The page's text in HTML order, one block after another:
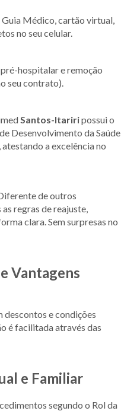
Guia Médico, cartão virtual,
no seu celular.
hospitalar e remoção
seu contrato).
Santos-Itariripossui o
Desenvolvimento da Saúde
a excelência no
de outros
regras de reajuste,
clara. Sem surpresas no
Vantagens
descontos e condições
é facilitada através das
e Familiar
segundo o Rol da